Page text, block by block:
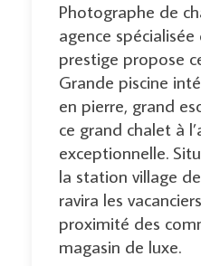
Photographe de
agence
prestige propose
Grande piscine
en pierre, grand
ce grand chalet à
exceptionnelle.
la station village
ravira les
proximité des
magasin de luxe.